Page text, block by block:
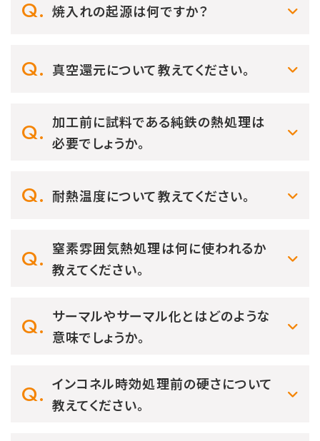
焼入れの起源は何ですか？
真空還元について教えてください。
加工前に試料である純鉄の熱処理は
必要でしょうか。
耐熱温度について教えてください。
窒素雰囲気熱処理は何に使われるか
教えてください。
サーマルやサーマル化とはどのような
意味でしょうか。
インコネル時効処理前の硬さについて
教えてください。